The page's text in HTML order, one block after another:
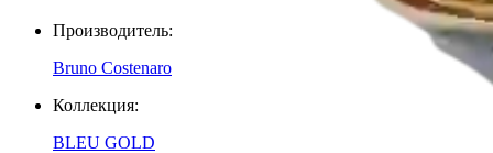
Производитель:
Bruno Costenaro
Коллекция:
BLEU GOLD